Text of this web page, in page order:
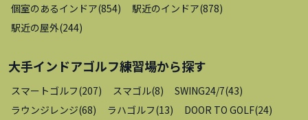
個室のあるインドア(854) 駅近のインドア(878)
駅近の屋外(244)
大手インドアゴルフ練習場から探す
スマートゴルフ(207) スマゴル(8) SWING24/7(43)
ラウンジレンジ(68) ラハゴルフ(13) DOOR TO GOLF(24)